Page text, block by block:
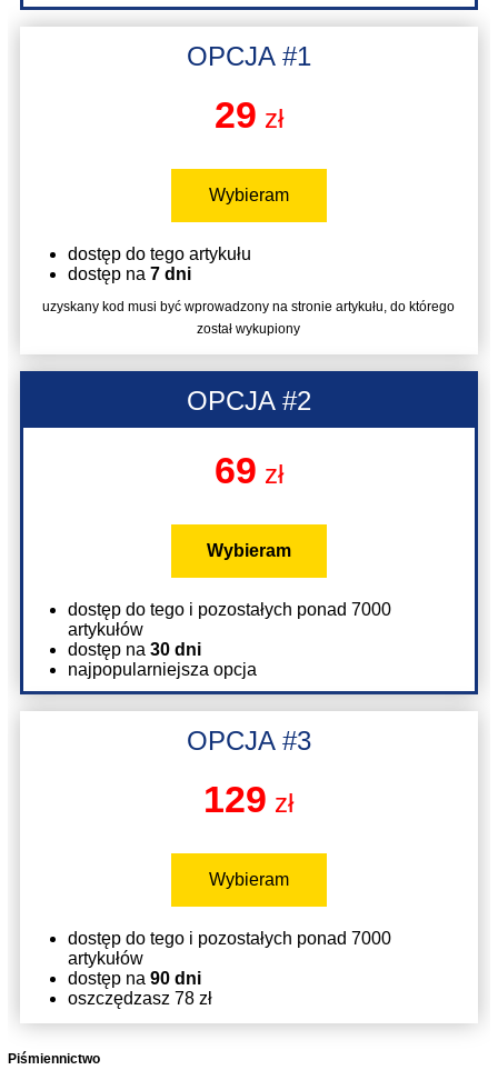
OPCJA #1
29 zł
Wybieram
dostęp do tego artykułu
dostęp na 7 dni
uzyskany kod musi być wprowadzony na stronie artykułu, do którego
został wykupiony
OPCJA #2
69 zł
Wybieram
dostęp do tego i pozostałych ponad 7000
artykułów
dostęp na 30 dni
najpopularniejsza opcja
OPCJA #3
129 zł
Wybieram
dostęp do tego i pozostałych ponad 7000
artykułów
dostęp na 90 dni
oszczędzasz 78 zł
Piśmiennictwo